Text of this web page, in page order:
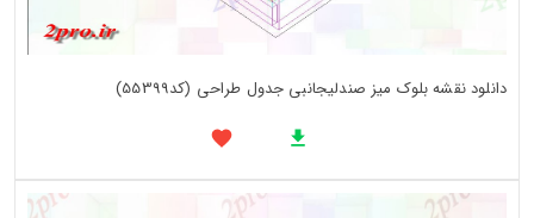
دانلود نقشه بلوک میز صندلیجانبی جدول طراحی (کد55399)